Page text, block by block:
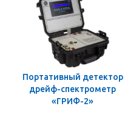
Портативный детектор
дрейф-спектрометр
«ГРИФ-2»